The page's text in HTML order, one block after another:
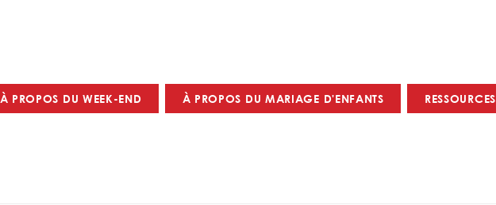
À PROPOS DU WEEK-END À PROPOS DU MARIAGE D'ENFANTS RESSOURCES